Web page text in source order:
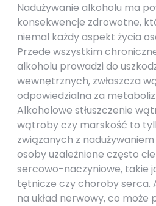
Nadużywanie alkoholu ma
konsekwencje zdrowotne,
niemal każdy aspekt życia
Przede wszystkim
alkoholu prowadzi do
wewnętrznych, zwłaszcza
odpowiedzialna za
Alkoholowe stłuszczenie
wątroby czy marskość to
związanych z
osoby uzależnione często
sercowo-naczyniowe, takie
tętnicze czy choroby serca.
na układ nerwowy, co może